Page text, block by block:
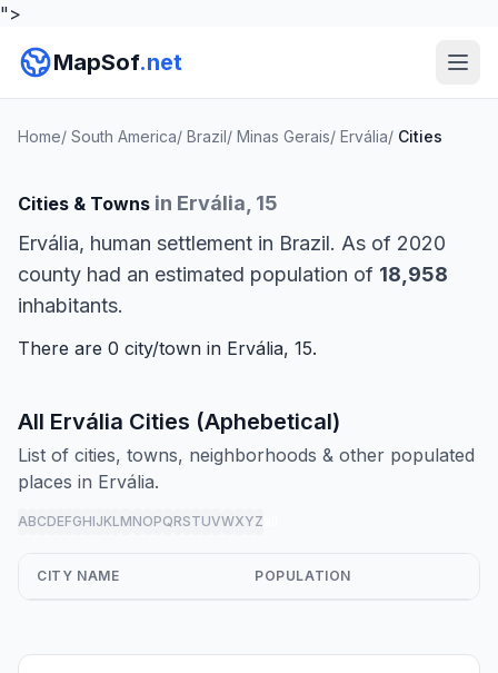
">
MapSof.net
Home/ South America/ Brazil/ Minas Gerais/ Ervália/ Cities
Cities & Towns in Ervália, 15
Ervália, human settlement in Brazil. As of 2020
county had an estimated population of 18,958
inhabitants.
There are 0 city/town in Ervália, 15.
All Ervália Cities (Aphebetical)
List of cities, towns, neighborhoods & other populated
places in Ervália.
ABCDEFGHIJKLMNOPQRSTUVWXYZ
CITY NAME POPULATION